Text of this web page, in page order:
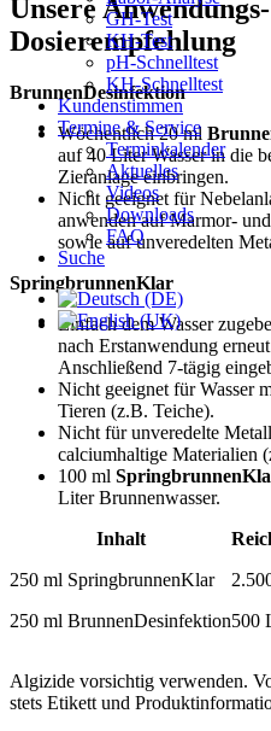
GH-Test
KH-Test
pH-Schnelltest
KH-Schnelltest
Kundenstimmen
Termine & Service
Terminkalender
Aktuelles
Videos
Downloads
FAQ
Suche
Unsere
Dosierempfehlung
BrunnenDesinfektion
Wöchentlich 20 ml
auf 40 Liter Wasser in die
Zieranlage einbringen.
Nicht geeignet für
anwenden auf Marmor-
sowie auf unveredelten
SpringbrunnenKlar
Einfach dem Wasser
nach Erstanwendung
Anschließend 7-tägig
Nicht geeignet für Wasser
Tieren (z.B. Teiche).
Nicht für unveredelte
calciumhaltige Materialien
100 ml
Liter Brunnenwasser.
Inhalt
250 ml SpringbrunnenKlar
250 ml BrunnenDesinfektion500
Algizide vorsichtig verwenden.
stets Etikett und